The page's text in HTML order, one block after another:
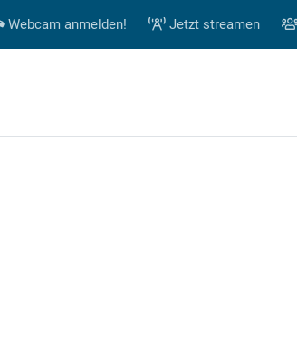
Webcam anmelden! Jetzt streamen